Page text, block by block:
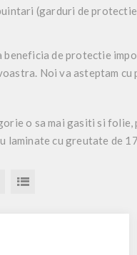
(garduri de
beneficia de protectie
Noi va asteptam
o sa mai gasiti si
laminate cu greutate de